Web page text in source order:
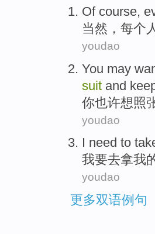
Of course,
当然 ， 每个
youdao
You may
suit and
你也许想照
youdao
I need to
我要去拿我
youdao
更多双语例句